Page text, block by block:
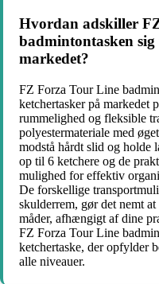
Hvordan adskiller
badmintontasken
markedet?
FZ Forza Tour Line
ketchertasker på markedet
rummelighed og fleksible
polyestermateriale med
modstå hårdt slid og holde
op til 6 ketchere og de
mulighed for effektiv
De forskellige
skulderrem, gør det nemt
måder, afhængigt af dine
FZ Forza Tour Line
ketchertaske, der opfylder
alle niveauer.